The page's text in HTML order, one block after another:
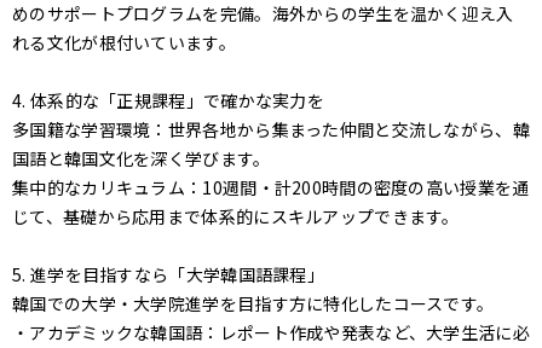
めのサポートプログラムを完備。海外からの学生を温かく迎え入
れる文化が根付いています。
4. 体系的な「正規課程」で確かな実力を
多国籍な学習環境：世界各地から集まった仲間と交流しながら、韓
国語と韓国文化を深く学びます。
集中的なカリキュラム：10週間・計200時間の密度の高い授業を通
じて、基礎から応用まで体系的にスキルアップできます。
5. 進学を目指すなら「大学韓国語課程」
韓国での大学・大学院進学を目指す方に特化したコースです。
・アカデミックな韓国語：レポート作成や発表など、大学生活に必